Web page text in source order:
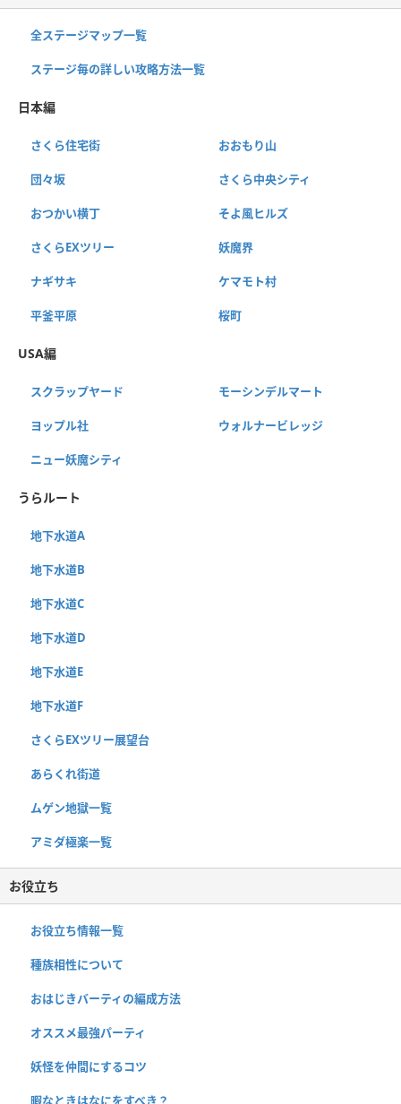
全ステージマップ一覧
ステージ毎の詳しい攻略方法一覧
日本編
さくら住宅街 おおもり山
団々坂 さくら中央シティ
おつかい横丁 そよ風ヒルズ
さくらEXツリー 妖魔界
ナギサキ ケマモト村
平釜平原 桜町
USA編
スクラップヤード モーシンデルマート
ヨップル社 ウォルナービレッジ
ニュー妖魔シティ
うらルート
地下水道A
地下水道B
地下水道C
地下水道D
地下水道E
地下水道F
さくらEXツリー展望台
あらくれ街道
ムゲン地獄一覧
アミダ極楽一覧
お役立ち
お役立ち情報一覧
種族相性について
おはじきバーティの編成方法
オススメ最強パーティ
妖怪を仲間にするコツ
暇なときはなにをすべき？